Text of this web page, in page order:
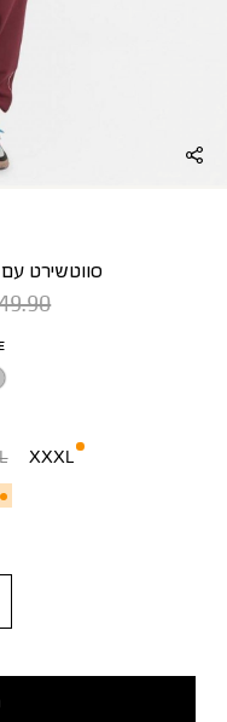
סווטשירט
מחיר
₪
XXXL